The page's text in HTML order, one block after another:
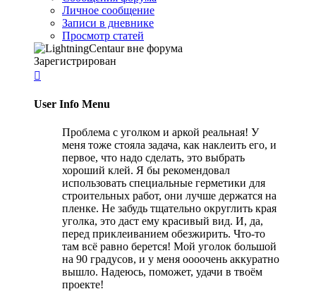
Личное сообщение
Записи в дневнике
Просмотр статей
Зарегистрирован

User Info Menu
Проблема с уголком и аркой реальная! У
меня тоже стояла задача, как наклеить его, и
первое, что надо сделать, это выбрать
хороший клей. Я бы рекомендовал
использовать специальные герметики для
строительных работ, они лучше держатся на
пленке. Не забудь тщательно округлить края
уголка, это даст ему красивый вид. И, да,
перед приклеиванием обезжирить. Что-то
там всё равно берется! Мой уголок большой
на 90 градусов, и у меня оооочень аккуратно
вышло. Надеюсь, поможет, удачи в твоём
проекте!